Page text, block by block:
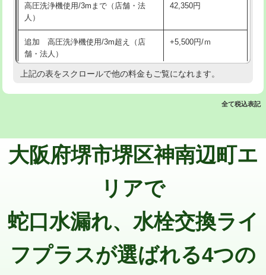
業）
排水管工事（追加 排水管工事/3ｍ超
え）
マス交換（土の掘削・埋め戻し作業） 11,000円~
マス交換（深さ50㎝以上） 66,000円
コンクリート斫り（厚さ10㎝超え）
モルタル補修（厚さ10㎝まで） 27,500円
モルタル補修（厚さ10㎝超え）
追加人工 16,500円
高圧洗浄機使用/3mまで（店舗・法
人）
42,350円
追加 高圧洗浄機使用/3m超え（店
舗・法人）
+5,500円/ｍ
高度高圧洗浄換 現地調査
追加トーラー機使用/3m超え +3,300円
止水・漏水調査・防水処理・清掃・修
11,000円
止水・漏水調査・防水処理・清掃・修
22,000円
上記の表をスクロールで他の料金もご覧になれます。
全て税込表記
大阪府堺市堺区神南辺町エ
リアで
蛇口水漏れ、水栓交換ライ
フプラスが選ばれる4つの